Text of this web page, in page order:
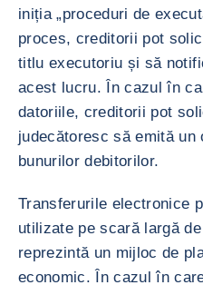
iniția „proceduri de
proces, creditorii pot
titlu executoriu și să
acest lucru. În cazul în
datoriile, creditorii pot
judecătoresc să emită un
bunurilor debitorilor.
Transferurile electronice
utilizate pe scară largă
reprezintă un mijloc de
economic. În cazul în